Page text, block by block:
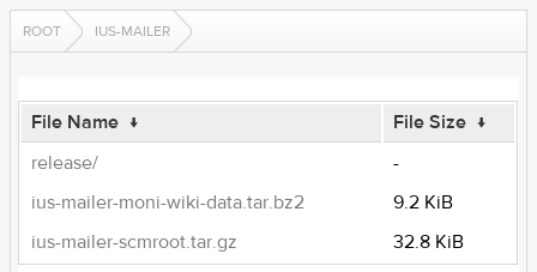
ROOT IUS-MAILER
File Name ↓ File Size ↓
release/
-
ius-mailer-moni-wiki-data.tar.bz2
9.2 KiB
ius-mailer-scmroot.tar.gz
32.8 KiB